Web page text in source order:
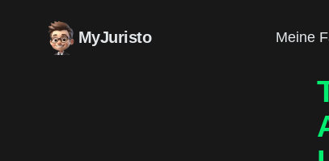
MyJuristo Meine